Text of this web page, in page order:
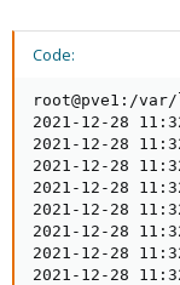
Code:
root@pve1:/
2021-12-28
2021-12-28
2021-12-28
2021-12-28
2021-12-28
2021-12-28
2021-12-28
2021-12-28